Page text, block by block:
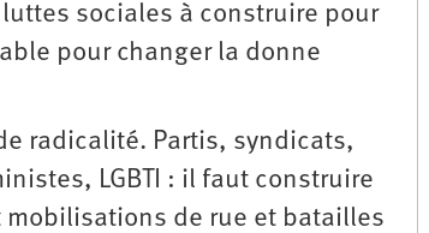
sociales à construire pour
pour changer la donne
radicalité. Partis, syndicats,
LGBTI : il faut construire
de rue et batailles